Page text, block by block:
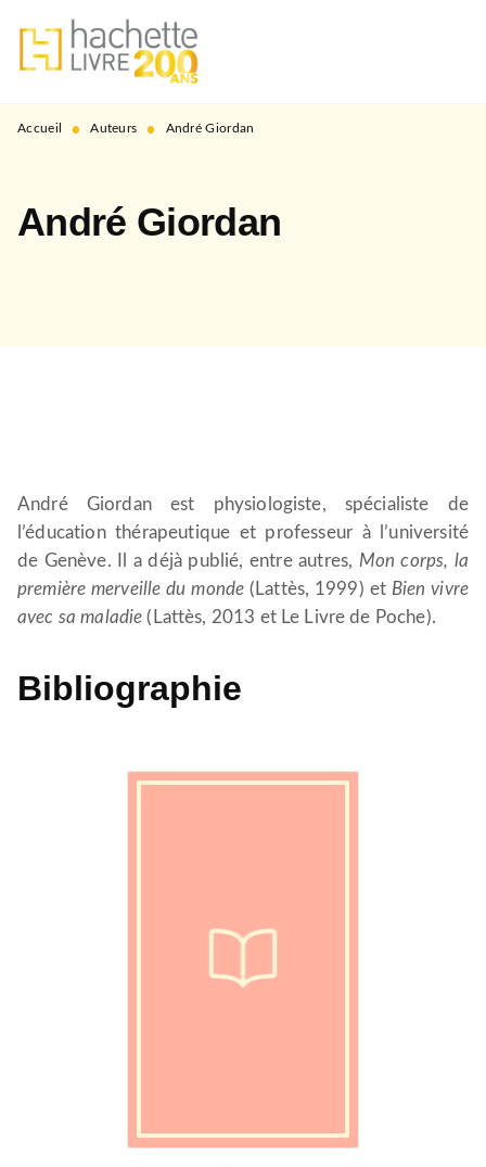
MENU RECHERCHE
PIED DE PAGE
Accueil • Auteurs • André Giordan
André Giordan
André Giordan est physiologiste, spécialiste de
l’éducation thérapeutique et professeur à l’université
de Genève. Il a déjà publié, entre autres, Mon corps, la
première merveille du monde (Lattès, 1999) et Bien vivre
avec sa maladie (Lattès, 2013 et Le Livre de Poche).
Bibliographie